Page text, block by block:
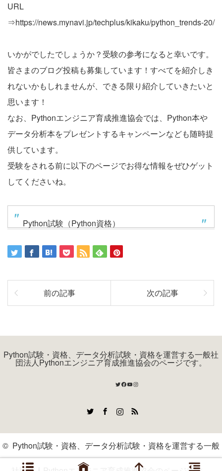
URL
⇒https://news.mynavi.jp/techplus/kikaku/python_trends-20/
いかがでしたでしょうか？受験の参考になると幸いです。
皆さまのブログ投稿も募集しています！すべてを紹介しき
れないかもしれませんが、できる限り紹介していきたいと
思います！
なお、Pythonエンジニア育成推進協会では、Python本や
データ分析本をプレゼントするキャンペーンなども随時提
供しています。
受験をされる前に以下のページでお得な情報をぜひゲット
してくださいね。
Python試験（Python資格）
前の記事 次の記事
Python試験・資格、データ分析試験・資格を運営する一般社
団法人Pythonエンジニア育成推進協会のページです。
Twitter
Facebook
YouTube
Instagram
RSS
© Python試験・資格、データ分析試験・資格を運営する一般